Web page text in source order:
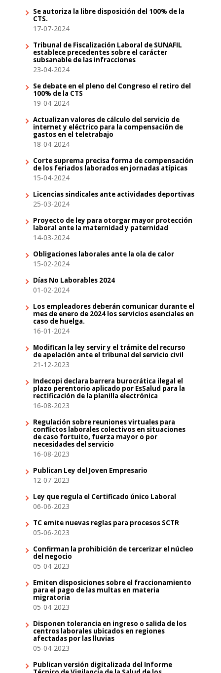
Se autoriza la libre disposición del 100% de la
CTS.
17-07-2024
Tribunal de Fiscalización Laboral de SUNAFIL
establece precedentes sobre el carácter
subsanable de las infracciones
23-04-2024
Se debate en el pleno del Congreso el retiro del
100% de la CTS
19-04-2024
Actualizan valores de cálculo del servicio de
internet y eléctrico para la compensación de
gastos en el teletrabajo
18-04-2024
Corte suprema precisa forma de compensación
de los feriados laborados en jornadas atípicas
15-04-2024
Licencias sindicales ante actividades deportivas
25-03-2024
Proyecto de ley para otorgar mayor protección
laboral ante la maternidad y paternidad
14-03-2024
Obligaciones laborales ante la ola de calor
15-02-2024
Días No Laborables 2024
01-02-2024
Los empleadores deberán comunicar durante el
mes de enero de 2024 los servicios esenciales en
caso de huelga.
16-01-2024
Modifican la ley servir y el trámite del recurso
de apelación ante el tribunal del servicio civil
21-12-2023
Indecopi declara barrera burocrática ilegal el
plazo perentorio aplicado por EsSalud para la
rectificación de la planilla electrónica
16-08-2023
Regulación sobre reuniones virtuales para
conflictos laborales colectivos en situaciones
de caso fortuito, fuerza mayor o por
necesidades del servicio
16-08-2023
Publican Ley del Joven Empresario
12-07-2023
Ley que regula el Certificado único Laboral
06-06-2023
TC emite nuevas reglas para procesos SCTR
05-06-2023
Confirman la prohibición de tercerizar el núcleo
del negocio
05-04-2023
Emiten disposiciones sobre el fraccionamiento
para el pago de las multas en materia
migratoria
05-04-2023
Disponen tolerancia en ingreso o salida de los
centros laborales ubicados en regiones
afectadas por las lluvias
05-04-2023
Publican versión digitalizada del Informe